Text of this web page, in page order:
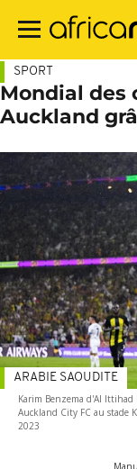
contenu
SPORT
Mondial des
Auckland
Karim Benzema d'Al Ittihad
Auckland City FC au stade
2023
ARABIE SAOUDITE